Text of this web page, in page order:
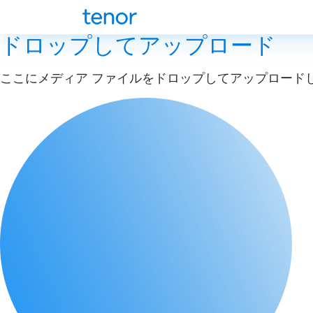
ドロップしてアップロード
ここにメディア ファイルをドロップしてアップロード